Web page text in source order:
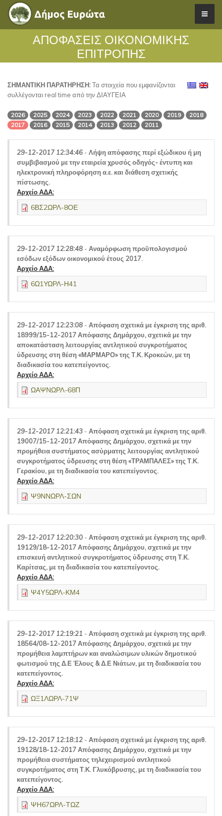
ΑΠΟΦΑΣΕΙΣ ΟΙΚΟΝΟΜΙΚΗΣ
ΕΠΙΤΡΟΠΗΣ
ΣΗΜΑΝΤΙΚΗ ΠΑΡΑΤΗΡΗΣΗ:Τα στοιχεία που εμφανίζονται
συλλέγονται real time από την ΔΙΑΥΓΕΙΑ
2026 2025 2024 2023 2022 2021 2020 2019
2018
2017
2016 2015 2014 2013 2012 2011
29-12-2017 12:34:46 - Λήψη απόφασης περί εξώδικου ή μη
συμβιβασμού με την εταιρεία χρυσός οδηγός- έντυπη και
ηλεκτρονική πληροφόρηση α.ε. και διάθεση σχετικής
πίστωσης.
Αρχείο ΑΔΑ:
6ΒΣ2ΩΡΛ-8ΟΕ
29-12-2017 12:28:48 - Αναμόρφωση προϋπολογισμού
εσόδων εξόδων οικονομικού έτους 2017.
Αρχείο ΑΔΑ:
6Ω1ΥΩΡΛ-Η41
29-12-2017 12:23:08 - Απόφαση σχετικά με έγκριση της αριθ.
18999/15-12-2017 Απόφασης Δημάρχου, σχετικά με την
αποκατάσταση λειτουργίας αντλητικού συγκροτήματος
ύδρευσης στη θέση «ΜΑΡΜΑΡΟ» της Τ.Κ. Κροκεών, με τη
διαδικασία του κατεπείγοντος.
Αρχείο ΑΔΑ:
ΩΑΨΝΩΡΛ-68Π
29-12-2017 12:21:43 - Απόφαση σχετικά με έγκριση της αριθ.
19007/15-12-2017 Απόφασης Δημάρχου, σχετικά με την
προμήθεια συστήματος ασύρματης λειτουργίας αντλητικού
συγκροτήματος ύδρευσης στη θέση «ΤΡΑΜΠΑΛΕΣ» της Τ.Κ.
Γερακίου, με τη διαδικασία του κατεπείγοντος.
Αρχείο ΑΔΑ:
Ψ9ΝΝΩΡΛ-ΣΩΝ
29-12-2017 12:20:30 - Απόφαση σχετικά με έγκριση της αριθ.
19129/18-12-2017 Απόφασης Δημάρχου, σχετικά με την
επισκευή αντλητικού συγκροτήματος ύδρευσης στη Τ.Κ.
Καρίτσας, με τη διαδικασία του κατεπείγοντος.
Αρχείο ΑΔΑ:
Ψ4Υ5ΩΡΛ-ΚΜ4
29-12-2017 12:19:21 - Απόφαση σχετικά με έγκριση της αριθ.
18564/08-12-2017 Απόφασης Δημάρχου, σχετικά με την
προμήθεια λαμπτήρων και αναλώσιμων υλικών δημοτικού
φωτισμού της Δ.Ε Έλους & Δ.Ε Νιάτων, με τη διαδικασία του
κατεπείγοντος.
Αρχείο ΑΔΑ:
ΩΞ1ΛΩΡΛ-71Ψ
29-12-2017 12:18:12 - Απόφαση σχετικά με έγκριση της αριθ.
19128/18-12-2017 Απόφασης Δημάρχου, σχετικά με την
προμήθεια συστήματος τηλεχειρισμού αντλητικού
συγκροτήματος στη Τ.Κ. Γλυκόβρυσης, με τη διαδικασία του
κατεπείγοντος.
Αρχείο ΑΔΑ:
ΨΗ67ΩΡΛ-ΤΩΖ